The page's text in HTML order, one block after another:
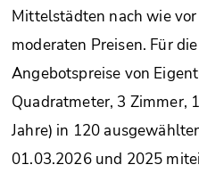
Mittelstädten nach wie
moderaten Preisen. Für
Angebotspreise von
Quadratmeter, 3 Zimmer,
Jahre) in 120
01.03.2026 und 2025